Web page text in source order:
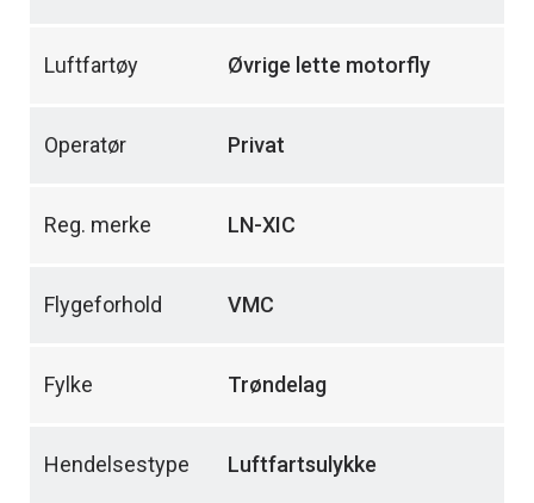
Luftfartøy Øvrige lette motorfly
Operatør Privat
Reg. merke LN-XIC
Flygeforhold VMC
Fylke Trøndelag
Hendelsestype Luftfartsulykke